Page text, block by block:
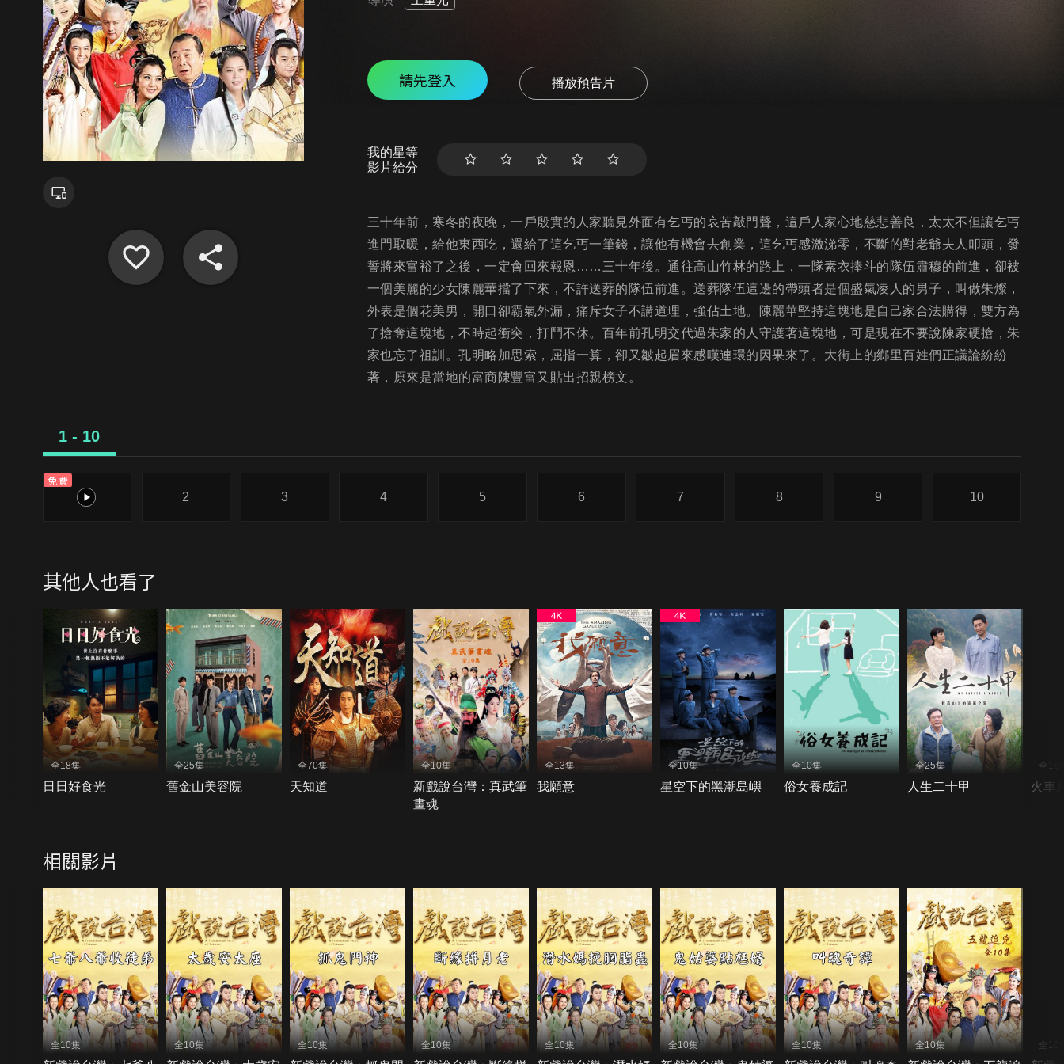
請先登入 播放預告片
我的星等
影片給分
三十年前，寒冬的夜晚，一戶殷實的人家聽見外面有乞丐的哀苦敲門聲，這戶人家心地慈悲善良，太太不但讓乞丐
進門取暖，給他東西吃，還給了這乞丐一筆錢，讓他有機會去創業，這乞丐感激涕零，不斷的對老爺夫人叩頭，發
誓將來富裕了之後，一定會回來報恩……三十年後。通往高山竹林的路上，一隊素衣捧斗的隊伍肅穆的前進，卻被
一個美麗的少女陳麗華擋了下來，不許送葬的隊伍前進。送葬隊伍這邊的帶頭者是個盛氣凌人的男子，叫做朱燦，
外表是個花美男，開口卻霸氣外漏，痛斥女子不講道理，強佔土地。陳麗華堅持這塊地是自己家合法購得，雙方為
了搶奪這塊地，不時起衝突，打鬥不休。百年前孔明交代過朱家的人守護著這塊地，可是現在不要說陳家硬搶，朱
家也忘了祖訓。孔明略加思索，屈指一算，卻又皺起眉來感嘆連環的因果來了。大街上的鄉里百姓們正議論紛紛
著，原來是當地的富商陳豐富又貼出招親榜文。
1 - 10
免費
1
2 3 4 5 6 7 8 9 10
其他人也看了
全18集
日日好食光
全25集
舊金山美容院
全70集
天知道
全10集
新戲說台灣：真武筆
畫魂
全13集
我願意
全10集
星空下的黑潮島嶼
全10集
俗女養成記
全25集
人生二十甲
全16
火車
相關影片
全10集 全10集 全10集 全10集 全10集 全10集 全10集 全10集 全10